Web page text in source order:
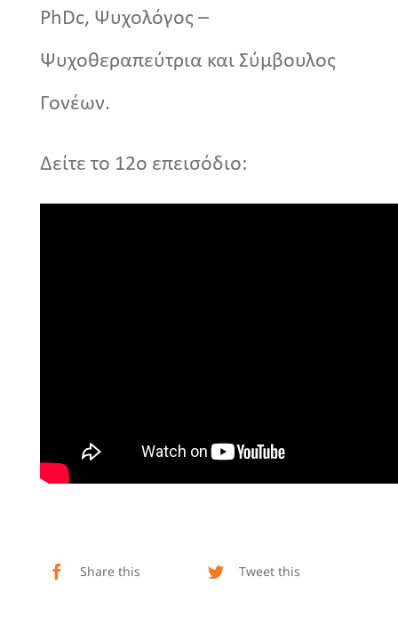
PhDc, Ψυχολόγος –
Ψυχοθεραπεύτρια και Σύμβουλος
Γονέων.
Δείτε το 12ο επεισόδιο:
Share this Tweet this